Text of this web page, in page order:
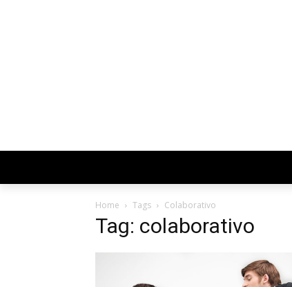
Home Tags Colaborativo
Tag: colaborativo